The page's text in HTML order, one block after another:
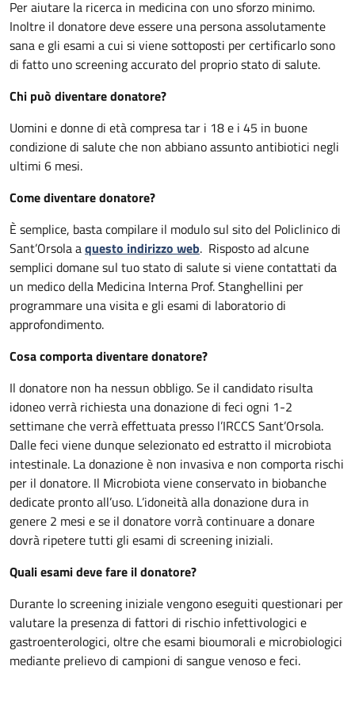
Per aiutare la ricerca in medicina con uno sforzo minimo.
Inoltre il donatore deve essere una persona assolutamente
sana e gli esami a cui si viene sottoposti per certificarlo sono
di fatto uno screening accurato del proprio stato di salute.
Chi può diventare donatore?
Uomini e donne di età compresa tar i 18 e i 45 in buone
condizione di salute che non abbiano assunto antibiotici negli
ultimi 6 mesi.
Come diventare donatore?
È semplice, basta compilare il modulo sul sito del Policlinico di
Sant’Orsola aquesto indirizzo web. Risposto ad alcune
semplici domane sul tuo stato di salute si viene contattati da
un medico della Medicina Interna Prof. Stanghellini per
programmare una visita e gli esami di laboratorio di
approfondimento.
Cosa comporta diventare donatore?
Il donatore non ha nessun obbligo. Se il candidato risulta
idoneo verrà richiesta una donazione di feci ogni 1-2
settimane che verrà effettuata presso l’IRCCS Sant’Orsola.
Dalle feci viene dunque selezionato ed estratto il microbiota
intestinale. La donazione è non invasiva e non comporta rischi
per il donatore. Il Microbiota viene conservato in biobanche
dedicate pronto all’uso. L’idoneità alla donazione dura in
genere 2 mesi e se il donatore vorrà continuare a donare
dovrà ripetere tutti gli esami di screening iniziali.
Quali esami deve fare il donatore?
Durante lo screening iniziale vengono eseguiti questionari per
valutare la presenza di fattori di rischio infettivologici e
gastroenterologici, oltre che esami bioumorali e microbiologici
mediante prelievo di campioni di sangue venoso e feci.